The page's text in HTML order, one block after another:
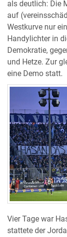
als deutlich: Die
auf
Westkurve nur
Handylichter in
Demokratie,
und Hetze. Zur
eine Demo statt.
Vier Tage war
stattete der